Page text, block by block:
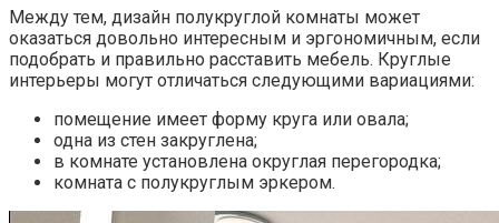
Между тем, дизайн полукруглой комнаты может
оказаться довольно интересным и эргономичным, если
подобрать и правильно расставить мебель. Круглые
интерьеры могут отличаться следующими вариациями:
помещение имеет форму круга или овала;
одна из стен закруглена;
в комнате установлена округлая перегородка;
комната с полукруглым эркером.